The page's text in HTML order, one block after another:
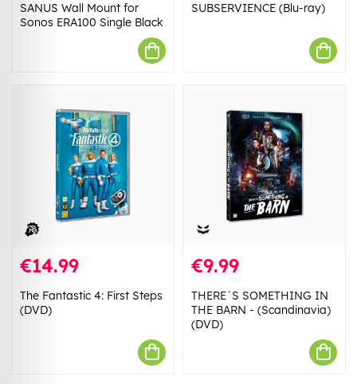
SANUS Wall Mount for
Sonos ERA100 Single Black
SUBSERVIENCE (Blu-ray)
€14.99
The Fantastic 4: First Steps
(DVD)
€9.99
THERE´S SOMETHING IN
THE BARN - (Scandinavia)
(DVD)